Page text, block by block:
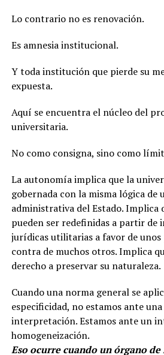
Lo contrario no es renovación.
Es amnesia institucional.
Y toda institución que pierde su
expuesta.
Aquí se encuentra el núcleo del
universitaria.
No como consigna, sino como
La autonomía implica que la
gobernada con la misma lógica de
administrativa del Estado. Implica
pueden ser redefinidas a partir de
jurídicas utilitarias a favor de unos
contra de muchos otros. Implica
derecho a preservar su naturaleza.
Cuando una norma general se
especificidad, no estamos ante
interpretación. Estamos ante un
homogeneización.
Eso ocurre cuando un órgano